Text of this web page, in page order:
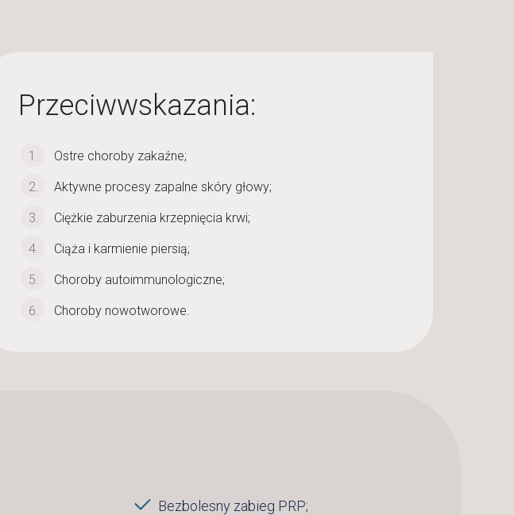
Przeciwwskazania:
Ostre choroby zakaźne;
Aktywne procesy zapalne skóry głowy;
Ciężkie zaburzenia krzepnięcia krwi;
Ciąża i karmienie piersią;
Choroby autoimmunologiczne;
Choroby nowotworowe.
Bezbolesny zabieg PRP;